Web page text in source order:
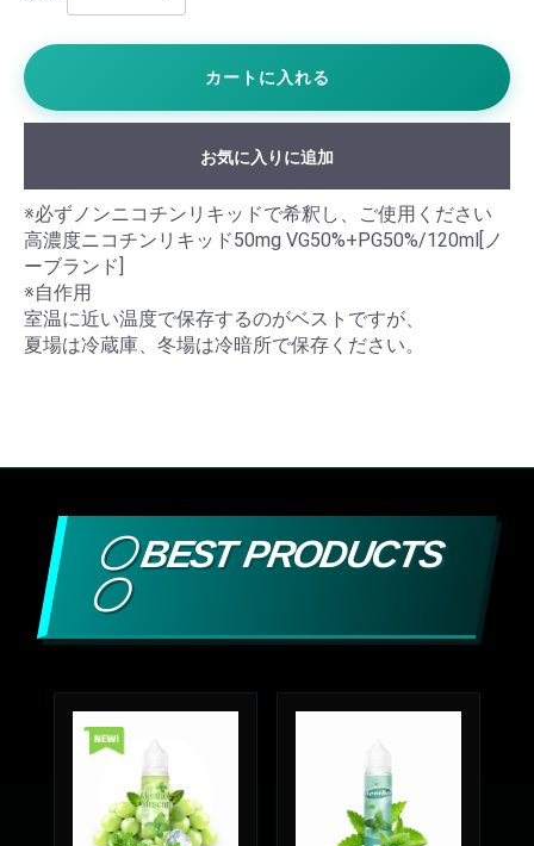
カートに入れる
お気に入りに追加
※必ずノンニコチンリキッドで希釈し、ご使用ください
高濃度ニコチンリキッド50mg VG50%+PG50%/120ml[ノ
ーブランド]
※自作用
室温に近い温度で保存するのがベストですが、
夏場は冷蔵庫、冬場は冷暗所で保存ください。
〇 BEST PRODUCTS
〇